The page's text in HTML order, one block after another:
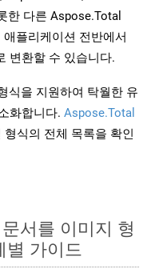
한 다른 Aspose.Total
플리케이션 전반에서
변환할 수 있습니다.
식을 지원하여 탁월한 유
화합니다. Aspose.Total
식의 전체 목록을 확인
서를 이미지 형
별 가이드